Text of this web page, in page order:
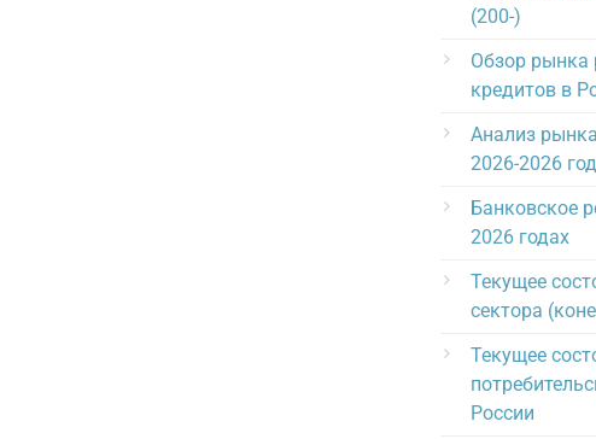
(200-)
Обзор рынка
кредитов в
Анализ
2026-2026
Банковское
2026 годах
Текущее
сектора
Текущее
России